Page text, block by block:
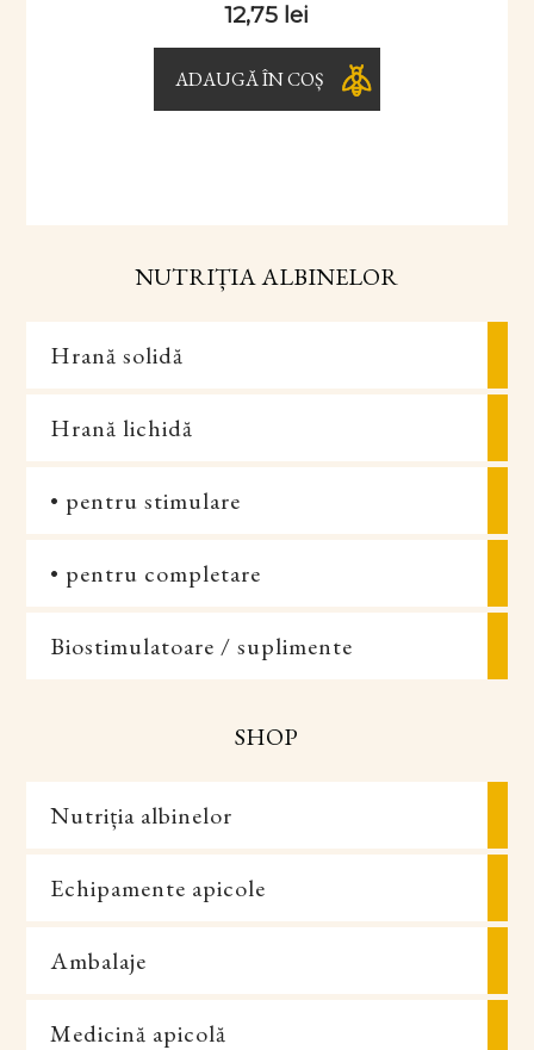
12,75 lei
ADAUGĂ ÎN COȘ
NUTRIȚIA ALBINELOR
Hrană solidă
Hrană lichidă
• pentru stimulare
• pentru completare
Biostimulatoare / suplimente
SHOP
Nutriția albinelor
Echipamente apicole
Ambalaje
Medicină apicolă